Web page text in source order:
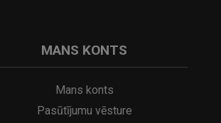
MANS KONTS
Mans konts
Pasūtījumu vēsture